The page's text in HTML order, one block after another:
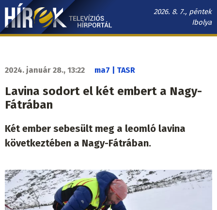
Ugrás
tartalomra
2026. 8. 7., péntek
Ibolya
Hírek.sk
navigáció
2024. január 28., 13:22 ma7 | TASR
Lavina sodort el két embert a Nagy-
Fátrában
Két ember sebesült meg a leomló lavina
következtében a Nagy-Fátrában.